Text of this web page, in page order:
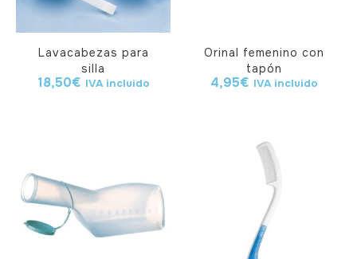
Lavacabezas para
silla
18,50€ IVA incluido
Orinal femenino con
tapón
4,95€ IVA incluido